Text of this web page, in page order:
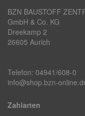
BZN BAUSTOFF
GmbH & Co. KG
Dreekamp 2
26605 Aurich
Telefon: 04941/608-0
info@shop.bzn-
Zahlarten